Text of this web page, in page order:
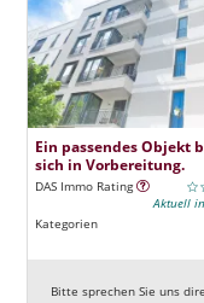
Ein passendes Objekt
sich in Vorbereitung.
DAS Immo Rating
Aktuell
Kategorien
Bitte sprechen Sie uns